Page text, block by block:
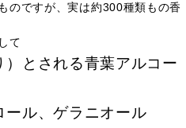
のですが、実は約300種類もの香
て
）とされる青葉アルコー
ール、ゲラニオール